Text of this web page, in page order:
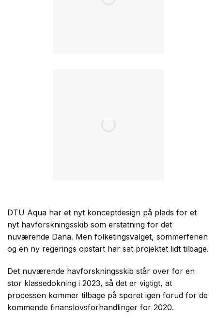
DTU Aqua har et nyt konceptdesign på plads for et
nyt havforskningsskib som erstatning for det
nuværende Dana. Men folketingsvalget, sommerferien
og en ny regerings opstart har sat projektet lidt tilbage.
Det nuværende havforskningsskib står over for en
stor klassedokning i 2023, så det er vigtigt, at
processen kommer tilbage på sporet igen forud for de
kommende finanslovsforhandlinger for 2020.